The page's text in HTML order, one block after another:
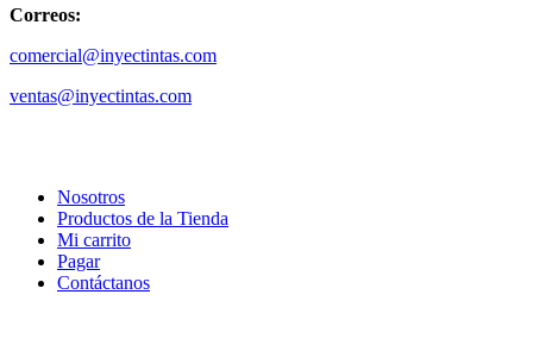
Correos:
comercial@inyectintas.com
ventas@inyectintas.com
Nosotros
Productos de la Tienda
Mi carrito
Pagar
Contáctanos